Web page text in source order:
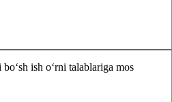
ish oʻrni talablariga mos